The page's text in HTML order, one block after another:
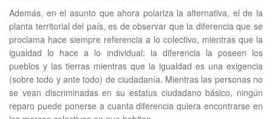
Además, en el asunto que ahora polariza la alternativa, el de la
planta territorial del país, es de observar que la diferencia que se
proclama hace siempre referencia a lo colectivo, mientras que la
igualdad lo hace a lo individual: la diferencia la poseen los
pueblos y las tierras mientras que la igualdad es una exigencia
(sobre todo y ante todo) de ciudadanía. Mientras las personas no
se vean discriminadas en su estatus ciudadano básico, ningún
reparo puede ponerse a cuanta diferencia quiera encontrarse en